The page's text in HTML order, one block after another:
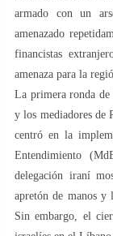
armado con un
amenazado
financistas
amenaza para la
La primera ronda
y los mediadores de
centró en la
Entendimiento
delegación iraní
apretón de manos y
Sin embargo, el